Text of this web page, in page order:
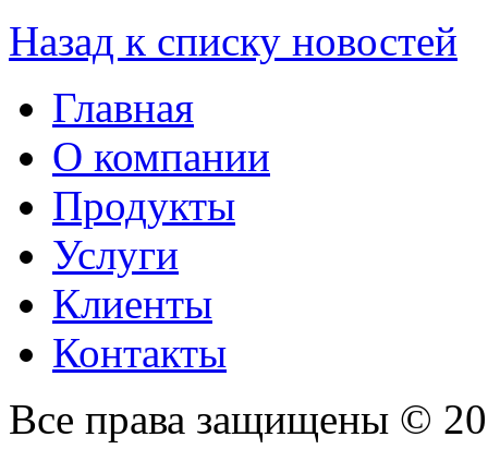
Назад к списку новостей
Главная
О компании
Продукты
Услуги
Клиенты
Контакты
Все права защищены ©